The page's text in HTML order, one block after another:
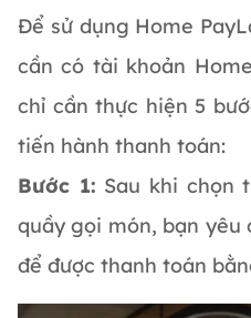
Để sử dụng Home
cần có tài khoản
chỉ cần thực hiện 5
tiến hành thanh toán:
Bước 1: Sau khi chọn
quầy gọi món, bạn yêu
để được thanh toán